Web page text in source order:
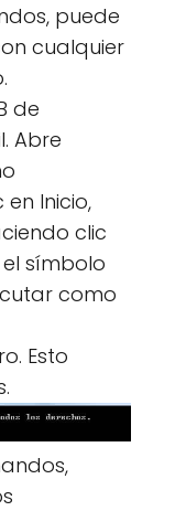
puede
cualquier
de
Abre
Inicio,
clic
símbolo
como
Esto